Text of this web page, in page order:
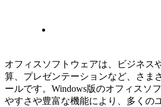
オフィスソフトウェアは、ビジネス
算、プレゼンテーションなど、さま
ールです。Windows版のオフィスソ
やすさや豊富な機能により、多くの